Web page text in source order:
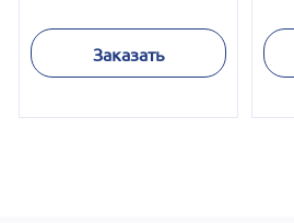
Заказать